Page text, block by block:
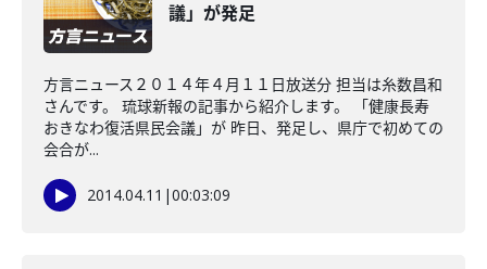
議」が発足
方言ニュース２０１４年４月１１日放送分 担当は糸数昌和
さんです。 琉球新報の記事から紹介します。 「健康長寿
おきなわ復活県民会議」が 昨日、発足し、県庁で初めての
会合が...
2014.04.11 |00:03:09